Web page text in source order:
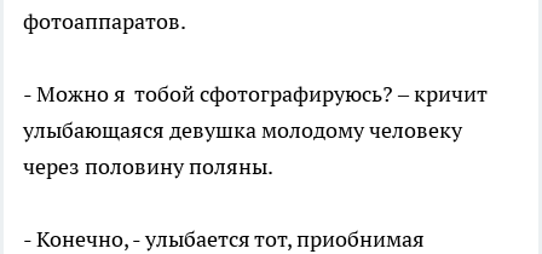
фотоаппаратов.
- Можно я тобой сфотографируюсь? – кричит
улыбающаяся девушка молодому человеку
через половину поляны.
- Конечно, - улыбается тот, приобнимая